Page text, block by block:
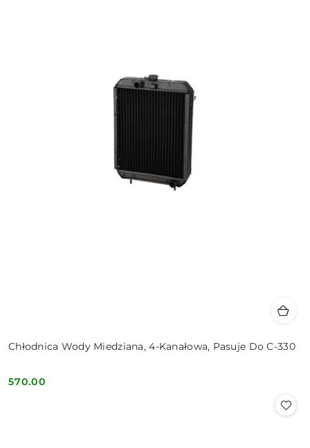
Chłodnica Wody Miedziana, 4-Kanałowa, Pasuje Do C-330
Cena:
570.00